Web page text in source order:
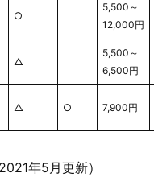
○
5,500～
12,000円
△
5,500～
6,500円
△ ○ 7,900円
年5月更新）